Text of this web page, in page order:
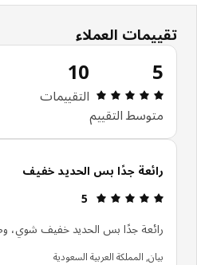
تقييمات العملاء
التقييم: 5 من 5 النجوم. إجمالي التقييمات: 10
متوسط التقييم
10
التقييمات
رائعة جدًا بس الحديد خفيف
التقييم: 5 من 5 النجوم.
5
رائعة جدًا بس الحديد خفيف شوي،
بيان, المملكة العربية السعودية